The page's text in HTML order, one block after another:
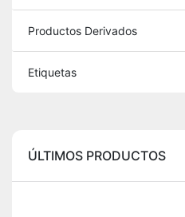
Productos Derivados
Etiquetas
ÚLTIMOS PRODUCTOS